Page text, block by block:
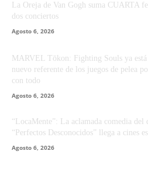
La Oreja de Van Gogh suma CUARTA
dos conciertos
Agosto 6, 2026
MARVEL Tōkon: Fighting Souls ya está
nuevo referente de los juegos de pelea
con todo
Agosto 6, 2026
“LocaMente”: La aclamada comedia del
“Perfectos Desconocidos” llega a cines
Agosto 6, 2026